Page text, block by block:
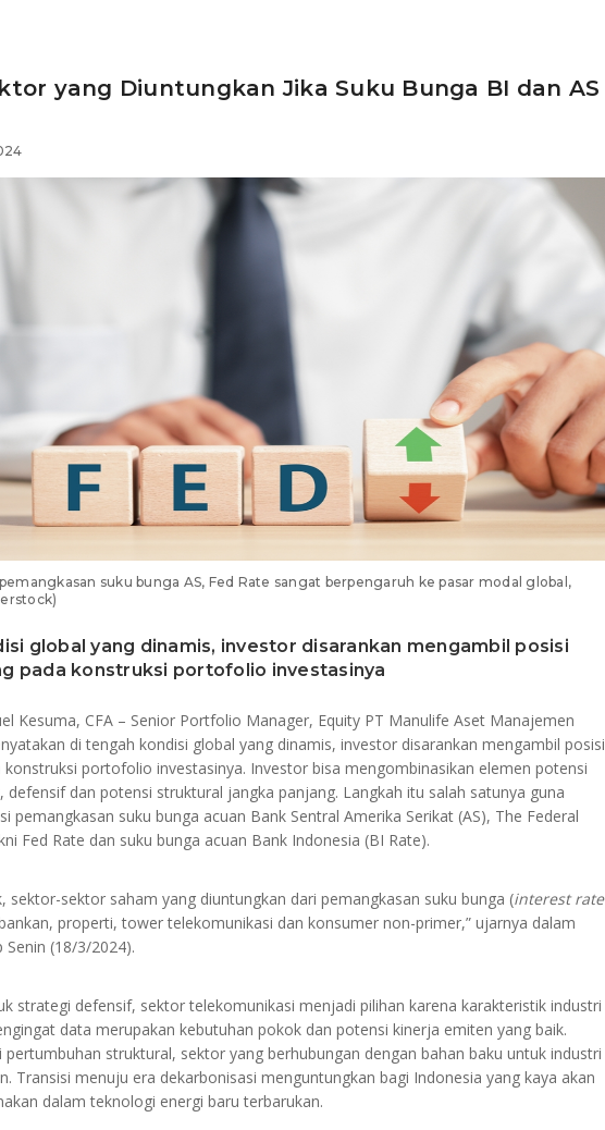
yang Diuntungkan Jika Suku Bunga BI dan AS
suku bunga AS, Fed Rate sangat berpengaruh ke pasar modal global,
global yang dinamis, investor disarankan mengambil posisi
pada konstruksi portofolio investasinya
Kesuma, CFA – Senior Portfolio Manager, Equity PT Manulife Aset Manajemen
di tengah kondisi global yang dinamis, investor disarankan mengambil posisi
konstruksi portofolio investasinya. Investor bisa mengombinasikan elemen potensi
defensif dan potensi struktural jangka panjang. Langkah itu salah satunya guna
pemangkasan suku bunga acuan Bank Sentral Amerika Serikat (AS), The Federal
Fed Rate dan suku bunga acuan Bank Indonesia (BI Rate).
sektor-sektor saham yang diuntungkan dari pemangkasan suku bunga (interest rate
properti, tower telekomunikasi dan konsumer non-primer,” ujarnya dalam
(18/3/2024).
strategi defensif, sektor telekomunikasi menjadi pilihan karena karakteristik industri
data merupakan kebutuhan pokok dan potensi kinerja emiten yang baik.
struktural, sektor yang berhubungan dengan bahan baku untuk industri
Transisi menuju era dekarbonisasi menguntungkan bagi Indonesia yang kaya akan
dalam teknologi energi baru terbarukan.